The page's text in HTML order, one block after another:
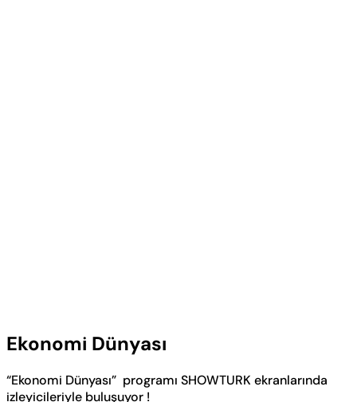
Ekonomi Dünyası
“Ekonomi Dünyası” programı SHOWTURK ekranlarında
izleyicileriyle buluşuyor !